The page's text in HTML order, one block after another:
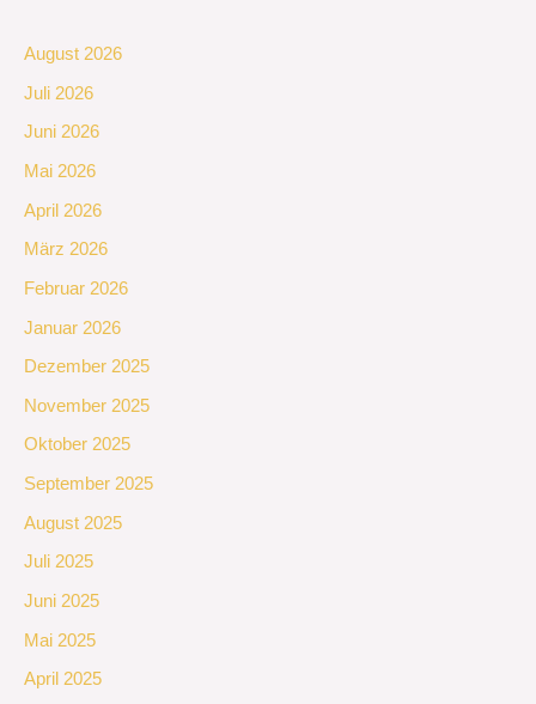
August 2026
Juli 2026
Juni 2026
Mai 2026
April 2026
März 2026
Februar 2026
Januar 2026
Dezember 2025
November 2025
Oktober 2025
September 2025
August 2025
Juli 2025
Juni 2025
Mai 2025
April 2025